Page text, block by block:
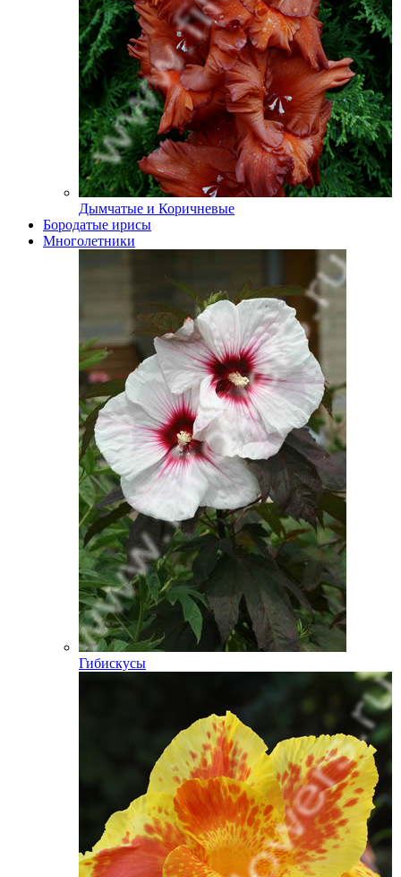
Дымчатые и Коричневые
Бородатые ирисы
Многолетники
Гибискусы